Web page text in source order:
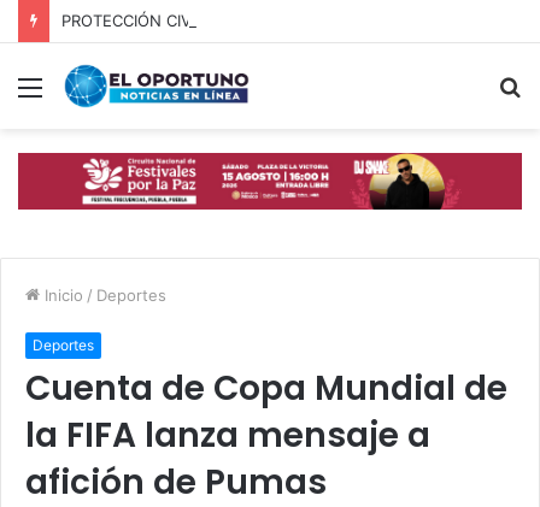
Menú
Inicio / Deportes
Deportes
Cuenta de Copa Mundial de
la FIFA lanza mensaje a
afición de Pumas